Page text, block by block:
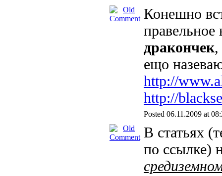
Конешно
дракончек
ещо
http://
http://
Posted 06.11.2009 at
В статьях
по ссылке)